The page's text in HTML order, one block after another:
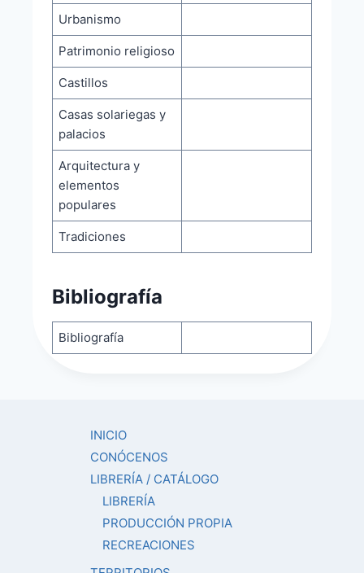
Urbanismo
Patrimonio religioso
Castillos
Casas solariegas y
palacios
Arquitectura y
elementos
populares
Tradiciones
Bibliografía
Bibliografía
INICIO
CONÓCENOS
LIBRERÍA / CATÁLOGO
LIBRERÍA
PRODUCCIÓN PROPIA
RECREACIONES